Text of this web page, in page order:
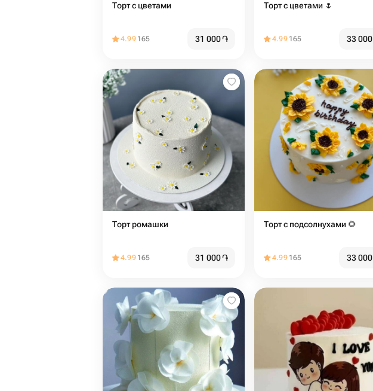
Торт с цветами
4.99 165 31 000֏
Торт с цветами 🌷
4.99 165 33 000
Торт ромашки
4.99 165 31 000֏
Торт с подсолнухами 🌻
4.99 165 33 000